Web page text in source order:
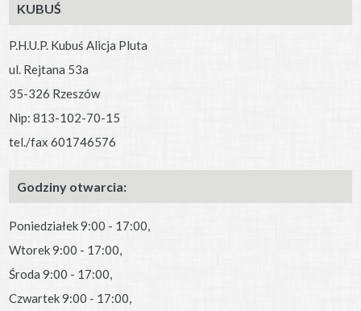
KUBUŚ
P.H.U.P. Kubuś Alicja Pluta
ul. Rejtana 53a
35-326 Rzeszów
Nip: 813-102-70-15
tel./fax 601746576
Godziny otwarcia:
Poniedziałek 9:00 - 17:00,
Wtorek 9:00 - 17:00,
Środa 9:00 - 17:00,
Czwartek 9:00 - 17:00,